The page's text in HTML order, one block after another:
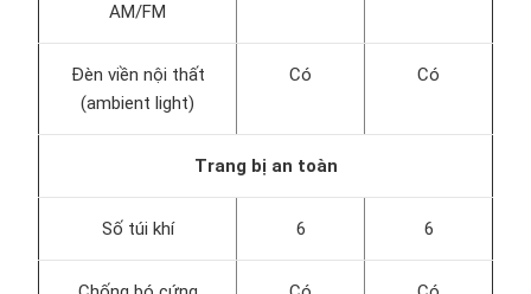
AM/FM
Đèn viền nội thất
(ambient light)
Có Có
Trang bị an toàn
Số túi khí 6 6